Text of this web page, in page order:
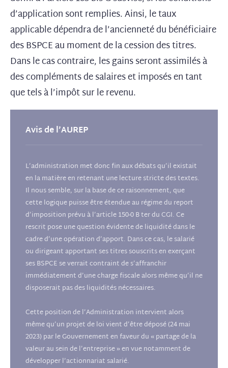
d’application sont remplies. Ainsi, le taux
applicable dépendra de l’ancienneté du bénéficiaire
des BSPCE au moment de la cession des titres.
Dans le cas contraire, les gains seront assimilés à
des compléments de salaires et imposés en tant
que tels à l’impôt sur le revenu.
Avis de l’AUREP
L’administration met donc fin aux débats qu’il existait
en la matière en retenant une lecture stricte des textes.
Il nous semble, sur la base de ce raisonnement, que
cette logique puisse être étendue au régime du report
d’imposition prévu à l’article 150-0 B ter du CGI. Ce
rescrit pose une question évidente de liquidité dans le
cadre d’une opération d’apport. Dans ce cas, le salarié
ou dirigeant apportant ses titres souscrits en exerçant
ses BSPCE se verrait contraint de s’affranchir
immédiatement d’une charge fiscale alors même qu’il ne
disposerait pas des liquidités nécessaires.
Cette position de l’Administration intervient alors
même qu’un projet de loi vient d’être déposé (24 mai
2023) par le Gouvernement en faveur du « partage de la
valeur au sein de l’entreprise » en vue notamment de
développer l’actionnariat salarié.